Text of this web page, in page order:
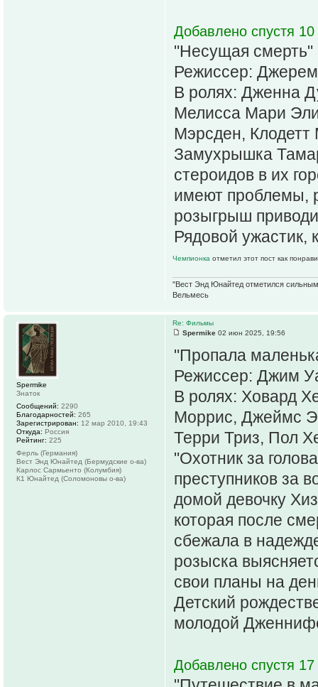
Добавлено спустя
"Несущая смерть"
Режиссер:
В ролях: Дженна
Мелисса Мари
Мэрсден, Клодетт
Замухрышка
стероидов в их
имеют проблемы,
розыгрыш
Рядовой ужастик,
Чемпионка отметил этот пост как
"Вест Энд Юнайтед отметился сильным
Вельмесь
Re: Фильмы
Spermike 02 июн 2025, 19:56
"Пропала
Режиссер: Джим
В ролях: Ховард
Моррис, Джеймс
Терри Триз, Пол
"Охотник за
преступников за
домой девочку
которая после
сбежала в
розыска
свои планы на
Детский
молодой
Добавлено спустя
Spermike
Знаток
Сообщений: 2290
Благодарностей: 265
Зарегистрирован: 12 мар 2010, 19:43
Откуда: Россия
Рейтинг: 225
Ферль (Германия)
Вест Энд Юнайтед (Бермудские о-ва)
Карлос Сармьенто (Колумбия)
К1 Юнайтед (Соломоновы о-ва)